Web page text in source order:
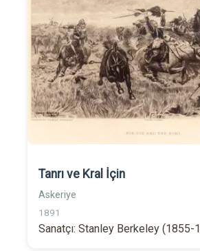
Tanrı ve Kral İçin
Askeriye
1891
Sanatçı: Stanley Berkeley (1855-